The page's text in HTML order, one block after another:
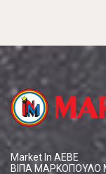
Market In ΑΕΒΕ
ΒΙΠΑ ΜΑΡΚΟΠΟΥΛΟ